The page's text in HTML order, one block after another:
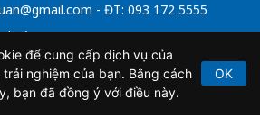
- ĐT: 093 172 5555
chí điện tử số 64/GP-BTTTT do Bộ
cấp ngày 21/2/2020.
để cung cấp dịch vụ của
nghiệm của bạn. Bằng cách
bạn đã đồng ý với điều này.
OK